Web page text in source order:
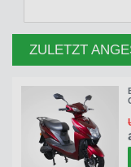
ZULETZT